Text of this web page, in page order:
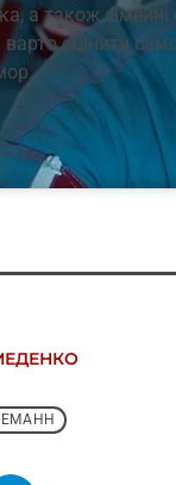
а також
оцінити